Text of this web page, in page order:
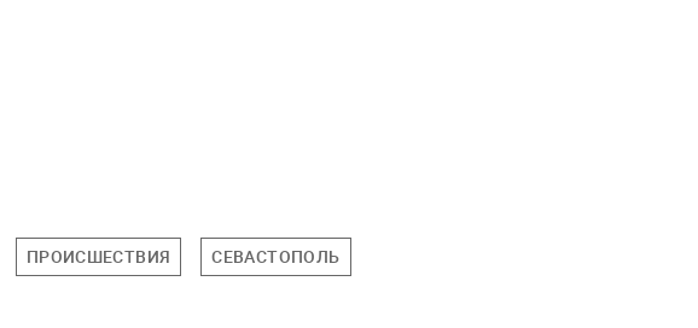
ПРОИСШЕСТВИЯ СЕВАСТОПОЛЬ